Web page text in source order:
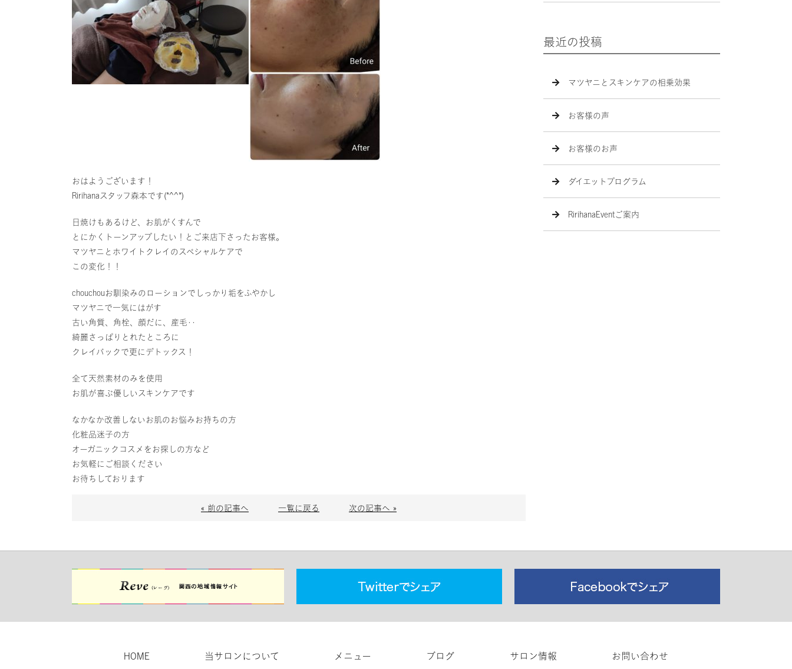
おはようございます！
Ririhanaスタッフ森本です(*^^*)
日焼けもあるけど、お肌がくすんで
とにかくトーンアップしたい！とご来店下さったお客様。
マツヤニとホワイトクレイのスペシャルケアで
この変化！！
chouchouお馴染みのローションでしっかり垢をふやかし
マツヤニで一気にはがす
古い角質、角栓、顔だに、産毛‥
綺麗さっぱりとれたところに
クレイパックで更にデトックス！
全て天然素材のみを使用
お肌が喜ぶ優しいスキンケアです
なかなか改善しないお肌のお悩みお持ちの方
化粧品迷子の方
オーガニックコスメをお探しの方など
お気軽にご相談ください
お待ちしております
« 前の記事へ 一覧に戻る 次の記事へ »
最近の投稿
マツヤニとスキンケアの相乗効果
お客様の声
お客様のお声
ダイエットプログラム
RirihanaEventご案内
HOME 当サロンについて メニュー ブログ サロン情報 お問い合わせ